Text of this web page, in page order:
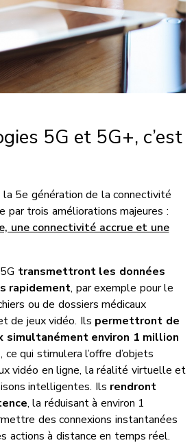
5G et 5G+, c’est
5e génération de la connectivité
par trois améliorations majeures :
une connectivité accrue et une
transmettront les données
rapidement, par exemple pour le
ou de dossiers médicaux
de jeux vidéo. Ils permettront de
simultanément environ 1 million
, ce qui stimulera l’offre d’objets
vidéo en ligne, la réalité virtuelle et
intelligentes. Ils rendront
, la réduisant à environ 1
des connexions instantanées
actions à distance en temps réel.